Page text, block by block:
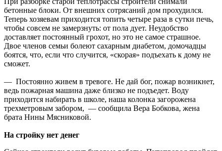
бетонные блоки. От внешних сотрясаний дом прохудился.
Теперь хозяевам приходится топить четыре раза в сутки печь,
чтобы совсем не замерзнуть: от пола дует. Неудобство
доставляет постоянный грохот, но это не самое страшное.
Двое членов семьи болеют сахарным диабетом, домочадцы
боятся, что, если что случится, «скорая» подъехать к дому не
сможет.
— Постоянно живем в тревоге. Не дай бог, пожар возникнет,
ведь пожарная машина даже близко не подъедет. Воду
приходится набирать в школе, наша колонка загорожена
трехметровым забором, — сообщила Вера Бобкова, жена
брата Нины Мясниковой.
На стройку нет денег